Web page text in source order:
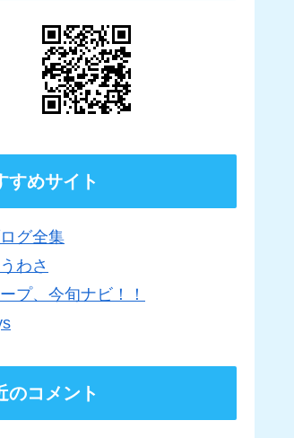
すめサイト
グ全集
わさ
プ、今旬ナビ！！
のコメント